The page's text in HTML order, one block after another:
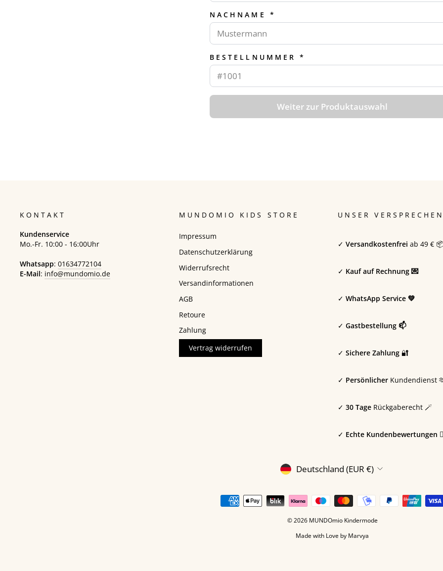
NACHNAME *
BESTELLNUMMER *
Weiter zur Produktauswahl
KONTAKT
Kundenservice
Mo.-Fr. 10:00 - 16:00Uhr
Whatsapp: 01634772104
E-Mail: info@mundomio.de
MUNDOMIO KIDS STORE
Impressum
Datenschutzerklärung
Widerrufsrecht
Versandinformationen
AGB
Retoure
Zahlung
Vertrag widerrufen
UNSER VERSPRECHEN
✓ Versandkostenfrei ab 49 €
✓ Kauf auf Rechnung 💌
✓ WhatsApp Service 💚
✓ Gastbestellung 📫
✓ Sichere Zahlung 🔐
✓ Persönlicher Kundendienst
✓ 30 Tage Rückgaberecht 🪄
✓ Echte Kundenbewertungen
WÄHRUNG
Deutschland (EUR €)
© 2026 MUNDOmio Kindermode
Made with Love by Marvya